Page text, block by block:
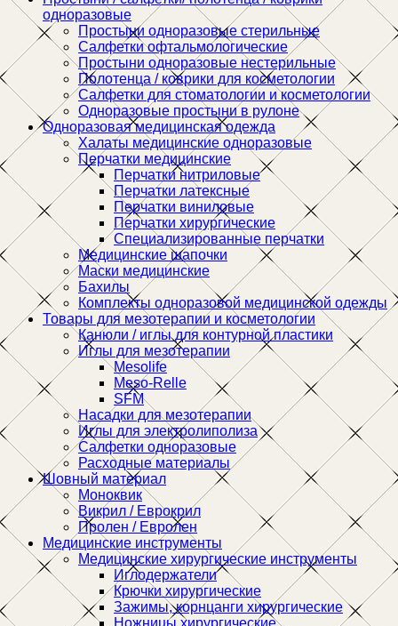
одноразовые
Простыни одноразовые стерильные
Салфетки офтальмологические
Простыни одноразовые нестерильные
Полотенца / коврики для косметологии
Салфетки для стоматологии и косметологии
Одноразовые простыни в рулоне
Одноразовая медицинская одежда
Халаты медицинские одноразовые
Перчатки медицинские
Перчатки нитриловые
Перчатки латексные
Перчатки виниловые
Перчатки хирургические
Специализированные перчатки
Медицинские шапочки
Маски медицинские
Бахилы
Комплекты одноразовой медицинской одежды
Товары для мезотерапии и косметологии
Канюли / иглы для контурной пластики
Иглы для мезотерапии
Mesolife
Meso-Relle
SFM
Насадки для мезотерапии
Иглы для электролиполиза
Салфетки одноразовые
Расходные материалы
Шовный материал
Моноквик
Викрил / Еврокрил
Пролен / Евролен
Медицинские инструменты
Медицинские хирургические инструменты
Иглодержатели
Крючки хирургические
Зажимы, корнцанги хирургические
Ножницы хирургические